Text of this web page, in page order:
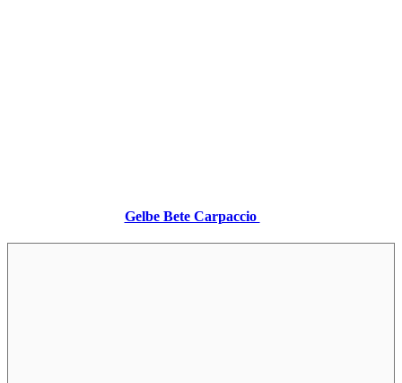
Gelbe Bete Carpaccio